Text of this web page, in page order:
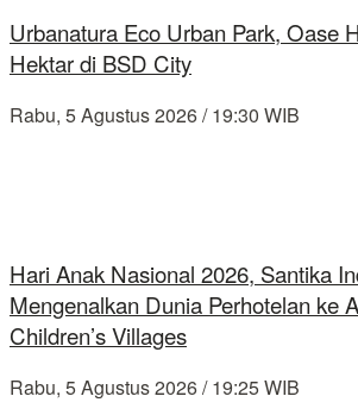
Urbanatura Eco Urban Park, Oase
Hektar di BSD City
Rabu, 5 Agustus 2026 / 19:30 WIB
Hari Anak Nasional 2026, Santika
Mengenalkan Dunia Perhotelan ke
Children’s Villages
Rabu, 5 Agustus 2026 / 19:25 WIB